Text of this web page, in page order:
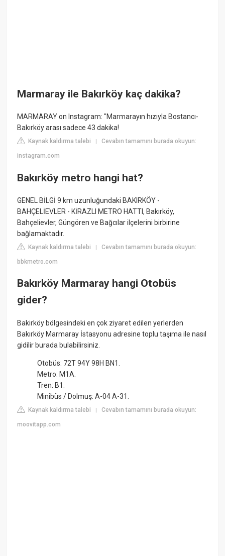
Marmaray ile Bakırköy kaç dakika?
MARMARAY on Instagram: "Marmarayın hızıyla Bostancı-
Bakırköy arası sadece 43 dakika!
Kaynak kaldırma talebi |Cevabın tamamını burada okuyun:
instagram.com
Bakırköy metro hangi hat?
GENEL BİLGİ 9 km uzunluğundaki BAKIRKÖY -
BAHÇELİEVLER - KİRAZLI METRO HATTI, Bakırköy,
Bahçelievler, Güngören ve Bağcılar ilçelerini birbirine
bağlamaktadır.
Kaynak kaldırma talebi |Cevabın tamamını burada okuyun:
bbkmetro.com
Bakırköy Marmaray hangi Otobüs
gider?
Bakirköy bölgesindeki en çok ziyaret edilen yerlerden
Bakırköy Marmaray İstasyonu adresine toplu taşıma ile nasıl
gidilir burada bulabilirsiniz.
Otobüs: 72T 94Y 98H BN1.
Metro: M1A.
Tren: B1.
Minibüs / Dolmuş: A-04 A-31.
Kaynak kaldırma talebi |Cevabın tamamını burada okuyun:
moovitapp.com